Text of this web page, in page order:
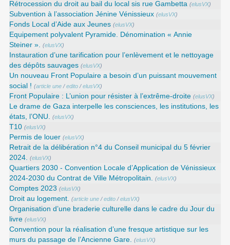
Rétrocession du droit au bail du local sis rue Gambetta (elusVX)
Subvention à l’association Jénine Vénissieux (elusVX)
Fonds Local d’Aide aux Jeunes (elusVX)
Equipement polyvalent Pyramide. Dénomination « Annie
Steiner ».
(elusVX)
Instauration d’une tarification pour l’enlèvement et le nettoyage
des dépôts sauvages (elusVX)
Un nouveau Front Populaire a besoin d’un puissant mouvement
social ! (article une /edito /elusVX)
Front Populaire : L’union pour résister à l’extrême-droite (elusVX)
Le drame de Gaza interpelle les consciences, les institutions, les
états, l’ONU.
(elusVX)
T10 (elusVX)
Permis de louer (elusVX)
Retrait de la délibération n°4 du Conseil municipal du 5 février
2024.
(elusVX)
Quartiers 2030 - Convention Locale d’Application de Vénissieux
2024-2030 du Contrat de Ville Métropolitain.
(elusVX)
Comptes 2023 (elusVX)
Droit au logement. (article une /edito /elusVX)
Organisation d’une braderie culturelle dans le cadre du Jour du
livre (elusVX)
Convention pour la réalisation d’une fresque artistique sur les
murs du passage de l’Ancienne Gare.
(elusVX)